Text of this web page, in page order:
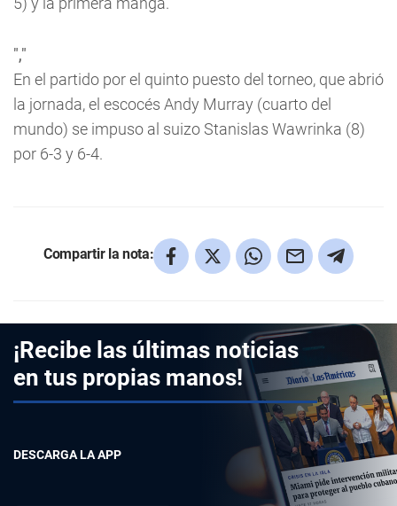
","
En el partido por el quinto puesto del torneo, que abrió
la jornada, el escocés Andy Murray (cuarto del
mundo) se impuso al suizo Stanislas Wawrinka (8)
por 6-3 y 6-4.
Compartir la nota:
¡Recibe las últimas noticias
en tus propias manos!
DESCARGA LA APP